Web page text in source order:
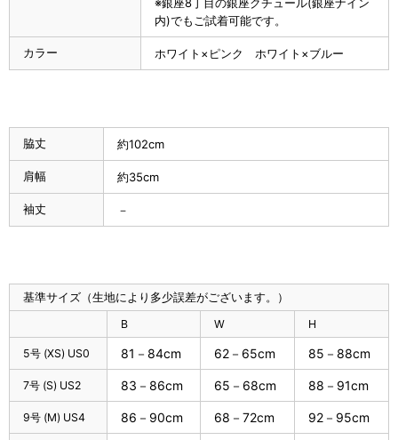
※銀座8丁目の銀座クチュール(銀座ナイン
内)でもご試着可能です。
カラー ホワイト×ピンク ホワイト×ブルー
脇丈 約102cm
肩幅 約35cm
袖丈 －
基準サイズ（生地により多少誤差がございます。）
B W H
5号 (XS) US0 81－84cm 62－65cm 85－88cm
7号 (S) US2 83－86cm 65－68cm 88－91cm
9号 (M) US4 86－90cm 68－72cm 92－95cm